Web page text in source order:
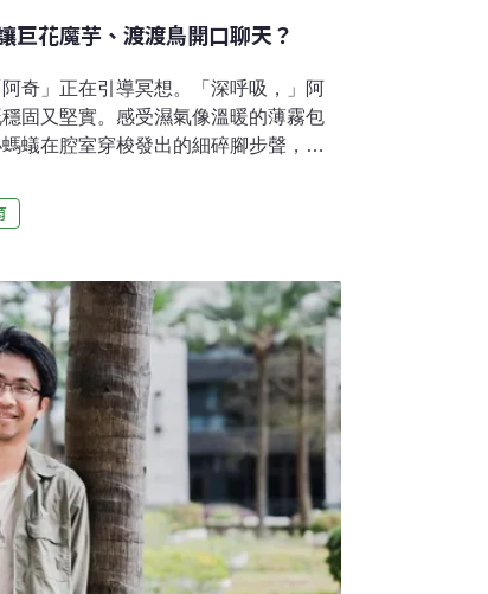
巨花魔芋、渡渡鳥開口聊天？
奇」正在引導冥想。「深呼吸，」阿
固又堅實。感受濕氣像溫暖的薄霧包
蟻在腔室穿梭發出的細碎腳步聲，輕
生長於東南亞熱帶雨林，有著碩大而略
植物開口說話你可曾想像過，一向沉
言。劍橋大學植物園今年2月的最新展
），主打的就是這個奇妙的體驗。展
掃描特定的QR Code，就能和展出的
三分鐘。主辦單位為展出的20種植物
淵源賦予它們不同的個性。像